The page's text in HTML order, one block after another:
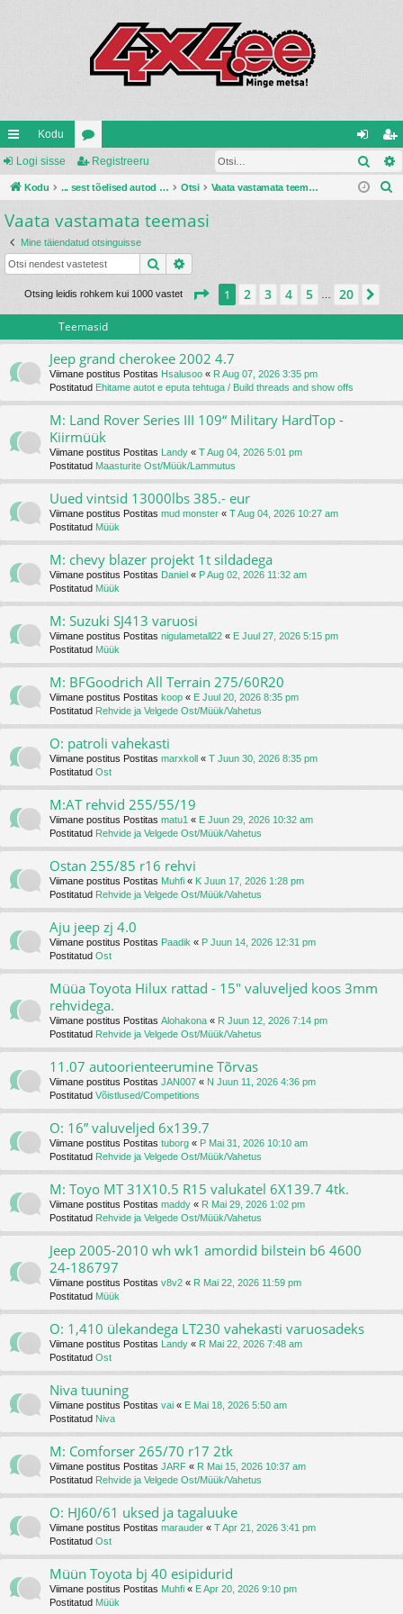
iirl
in
gi
d
Kodu
oo
ru
mi
d
og
i
eg
ist
Logi sisse Registreeru Otsi
Kodu ... sest tõelised autod ehitatakse ise ... Otsi Vaata vastamata teemasi
Vaata vastamata teemasi
Mine täiendatud otsinguisse
Otsi
Otsing leidis rohkem kui 1000 vastet 1 . leht 20-st
1 2 3 4 5 20
Teemasid
Jeep grand cherokee 2002 4.7
Viimane postitus Postitas Hsalusoo « R Aug 07, 2026 3:35 pm
Postitatud Ehitame autot e eputa tehtuga / Build threads and show offs
M: Land Rover Series III 109“ Military HardTop -
Kiirmüük
Viimane postitus Postitas Landy « T Aug 04, 2026 5:01 pm
Postitatud Maasturite Ost/Müük/Lammutus
Uued vintsid 13000lbs 385.- eur
Viimane postitus Postitas mud monster « T Aug 04, 2026 10:27 am
Postitatud Müük
M: chevy blazer projekt 1t sildadega
Viimane postitus Postitas Daniel « P Aug 02, 2026 11:32 am
Postitatud Müük
M: Suzuki SJ413 varuosi
Viimane postitus Postitas nigulametall22 « E Juul 27, 2026 5:15 pm
Postitatud Müük
M: BFGoodrich All Terrain 275/60R20
Viimane postitus Postitas koop « E Juul 20, 2026 8:35 pm
Postitatud Rehvide ja Velgede Ost/Müük/Vahetus
O: patroli vahekasti
Viimane postitus Postitas marxkoll « T Juun 30, 2026 8:35 pm
Postitatud Ost
M:AT rehvid 255/55/19
Viimane postitus Postitas matu1 « E Juun 29, 2026 10:32 am
Postitatud Rehvide ja Velgede Ost/Müük/Vahetus
Ostan 255/85 r16 rehvi
Viimane postitus Postitas Muhfi « K Juun 17, 2026 1:28 pm
Postitatud Rehvide ja Velgede Ost/Müük/Vahetus
Aju jeep zj 4.0
Viimane postitus Postitas Paadik « P Juun 14, 2026 12:31 pm
Postitatud Ost
Müüa Toyota Hilux rattad - 15" valuveljed koos 3mm
rehvidega.
Viimane postitus Postitas Alohakona « R Juun 12, 2026 7:14 pm
Postitatud Rehvide ja Velgede Ost/Müük/Vahetus
11.07 autoorienteerumine Tõrvas
Viimane postitus Postitas JAN007 « N Juun 11, 2026 4:36 pm
Postitatud Võistlused/Competitions
O: 16” valuveljed 6x139.7
Viimane postitus Postitas tuborg « P Mai 31, 2026 10:10 am
Postitatud Rehvide ja Velgede Ost/Müük/Vahetus
M: Toyo MT 31X10.5 R15 valukatel 6X139.7 4tk.
Viimane postitus Postitas maddy « R Mai 29, 2026 1:02 pm
Postitatud Rehvide ja Velgede Ost/Müük/Vahetus
Jeep 2005-2010 wh wk1 amordid bilstein b6 4600
24‑186797
Viimane postitus Postitas v8v2 « R Mai 22, 2026 11:59 pm
Postitatud Müük
O: 1,410 ülekandega LT230 vahekasti varuosadeks
Viimane postitus Postitas Landy « R Mai 22, 2026 7:48 am
Postitatud Ost
Niva tuuning
Viimane postitus Postitas vai « E Mai 18, 2026 5:50 am
Postitatud Niva
M: Comforser 265/70 r17 2tk
Viimane postitus Postitas JARF « R Mai 15, 2026 10:37 am
Postitatud Rehvide ja Velgede Ost/Müük/Vahetus
O: HJ60/61 uksed ja tagaluuke
Viimane postitus Postitas marauder « T Apr 21, 2026 3:41 pm
Postitatud Ost
Müün Toyota bj 40 esipidurid
Viimane postitus Postitas Muhfi « E Apr 20, 2026 9:10 pm
Postitatud Müük